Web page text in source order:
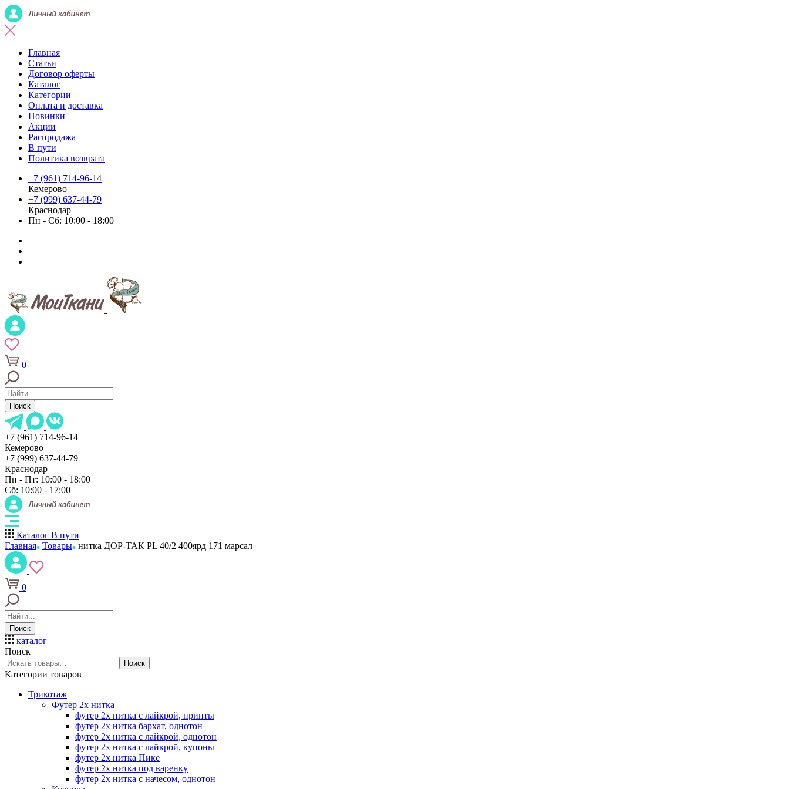
Главная
Статьи
Договор оферты
Каталог
Категории
Оплата и доставка
Новинки
Акции
Распродажа
В пути
Политика возврата
+7 (961) 714-96-14
Кемерово
+7 (999) 637-44-79
Краснодар
Пн - Сб: 10:00 - 18:00
0
Поиск
+7 (961) 714-96-14
Кемерово
+7 (999) 637-44-79
Краснодар
Пн - Пт: 10:00 - 18:00
Сб: 10:00 - 17:00
Каталог В пути
Главная Товары нитка ДОР-ТАК PL 40/2 400ярд 171 марсал
0
Поиск
каталог
Поиск
Поиск
Категории товаров
Трикотаж
Футер 2х нитка
футер 2х нитка с лайкрой, принты
футер 2х нитка бархат, однотон
футер 2х нитка с лайкрой, однотон
футер 2х нитка с лайкрой, купоны
футер 2х нитка Пике
футер 2х нитка под варенку
футер 2х нитка с начесом, однотон